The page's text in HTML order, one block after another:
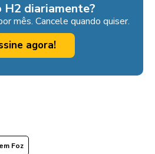
H2 diariamente?
mês. Cancele quando quiser.
agora!
Foz